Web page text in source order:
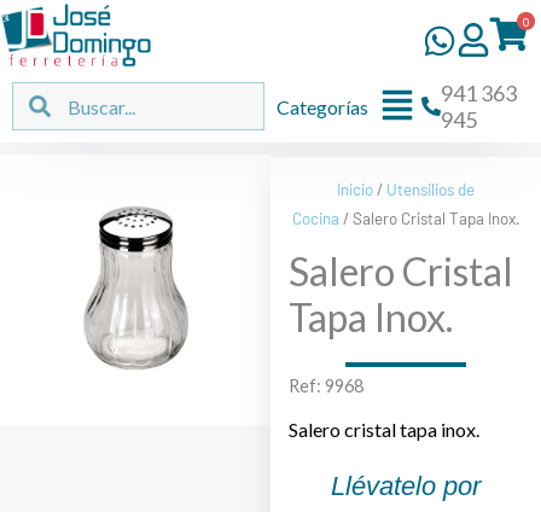
Ir
al
contenido
0
Buscar Buscar
Flyout
Categorías
941 363
945
Inicio / Utensilios de
Cocina / Salero Cristal Tapa Inox.
Salero Cristal
Tapa Inox.
Ref: 9968
Salero cristal tapa inox.
Llévatelo por